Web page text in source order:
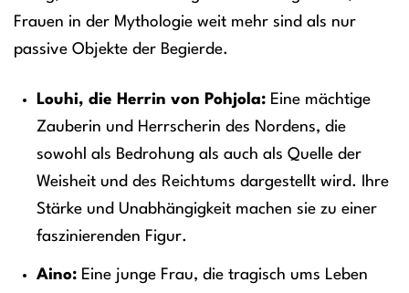
Frauen in der Mythologie weit mehr sind als nur
passive Objekte der Begierde.
Louhi, die Herrin von Pohjola:Eine mächtige
Zauberin und Herrscherin des Nordens, die
sowohl als Bedrohung als auch als Quelle der
Weisheit und des Reichtums dargestellt wird. Ihre
Stärke und Unabhängigkeit machen sie zu einer
faszinierenden Figur.
Aino:Eine junge Frau, die tragisch ums Leben